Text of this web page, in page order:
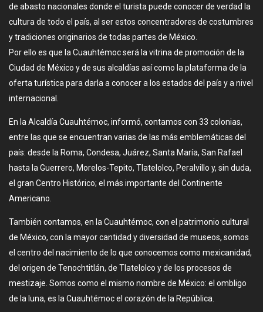
de abasto nacionales donde el turista puede conocer de verdad la
cultura de todo el país, al ser estos concentradores de costumbres
y tradiciones originarios de todas partes de México.
Por ello es que la Cuauhtémoc será la vitrina de promoción de la
Ciudad de México y de sus alcaldías así como la plataforma de la
oferta turística para darla a conocer a los estados del país y a nivel
internacional.
En la Alcaldía Cuauhtémoc, informó, contamos con 33 colonias,
entre las que se encuentran varias de las más emblemáticas del
país: desde la Roma, Condesa, Juárez, Santa María, San Rafael
hasta la Guerrero, Morelos-Tepito, Tlatelolco, Peralvillo y, sin duda,
el gran Centro Histórico; el más importante del Continente
Americano.
También contamos, en la Cuauhtémoc, con el patrimonio cultural
de México, con la mayor cantidad y diversidad de museos, somos
el centro del nacimiento de lo que conocemos como mexicanidad,
del origen de Tenochtitlán, de Tlatelolco y de los procesos de
mestizaje. Somos como el mismo nombre de México: el ombligo
de la luna, es la Cuauhtémoc el corazón de la República.